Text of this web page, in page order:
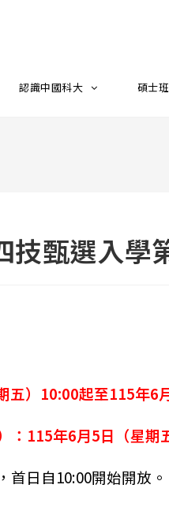
認識中國科大 碩士
技甄選入學
五）10:00起至115年6
：115年6月5日（星
日自10:00開始開放。